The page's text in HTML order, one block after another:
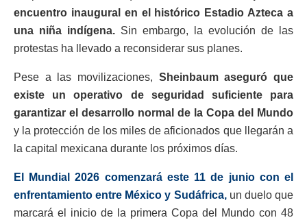
encuentro inaugural en el histórico Estadio Azteca a
una niña indígena. Sin embargo, la evolución de las
protestas ha llevado a reconsiderar sus planes.
Pese a las movilizaciones, Sheinbaum aseguró que
existe un operativo de seguridad suficiente para
garantizar el desarrollo normal de la Copa del Mundo
y la protección de los miles de aficionados que llegarán a
la capital mexicana durante los próximos días.
El Mundial 2026 comenzará este 11 de junio con el
enfrentamiento entre México y Sudáfrica,un duelo que
marcará el inicio de la primera Copa del Mundo con 48